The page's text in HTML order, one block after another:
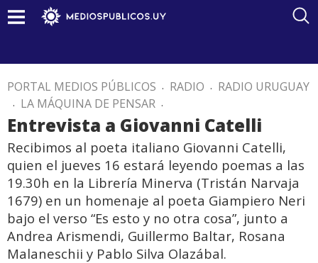
PORTAL MEDIOS PÚBLICOS . RADIO . RADIO URUGUAY
. LA MÁQUINA DE PENSAR .
Entrevista a Giovanni Catelli
Recibimos al poeta italiano Giovanni Catelli,
quien el jueves 16 estará leyendo poemas a las
19.30h en la Librería Minerva (Tristán Narvaja
1679) en un homenaje al poeta Giampiero Neri
bajo el verso “Es esto y no otra cosa”, junto a
Andrea Arismendi, Guillermo Baltar, Rosana
Malaneschii y Pablo Silva Olazábal.